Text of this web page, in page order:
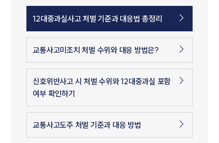
12대중과실사고 처벌 기준과 대응법 총정리
교통사고미조치 처벌 수위와 대응 방법은?
신호위반사고 시 처벌 수위와 12대중과실 포함
여부 확인하기
교통사고도주 처벌 기준과 대응 방법